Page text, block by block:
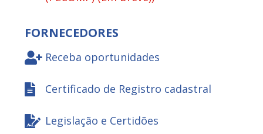
FORNECEDORES
Receba oportunidades
Certificado de Registro cadastral
Legislação e Certidões